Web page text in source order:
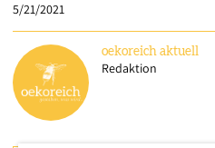
5/21/2021
oekoreich aktuell
Redaktion